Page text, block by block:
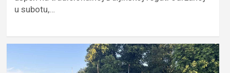
u subotu,…